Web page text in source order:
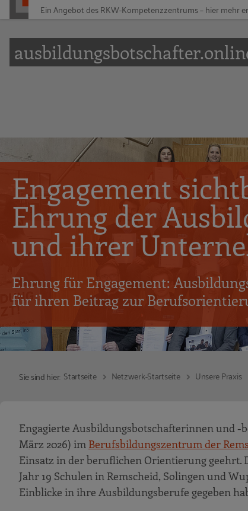
Zur Navigation springen
Zum Hauptinhalt springen
Ein Angebot desRKW-Kompetenzzentrums – hier mehr
Engagement
Ehrung der
und ihrer
Ehrung für Engagement:
für ihren Beitrag zur
Sie sind hier: Startseite Netzwerk-Startseite Unsere Praxis
Engagierte Ausbildungsbotschafterinnen und -
März 2026) im Berufsbildungszentrum der
Einsatz in der beruflichen Orientierung geehrt.
Jahr 19 Schulen in Remscheid, Solingen und
Einblicke in ihre Ausbildungsberufe gegeben